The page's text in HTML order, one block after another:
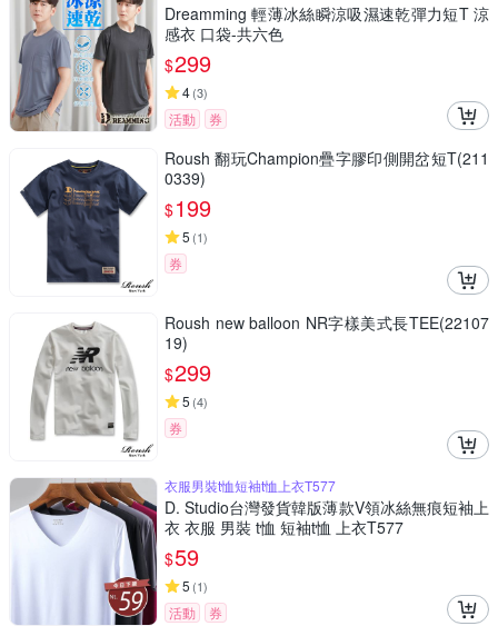
Dreamming 輕薄冰絲瞬涼吸濕速乾彈力短T 涼
感衣 口袋-共六色
$299
4(3)
活動 券
Roush 翻玩Champion疊字膠印側開岔短T(211
0339)
$199
5 (1)
券
Roush new balloon NR字樣美式長TEE(22107
19)
$299
5 (4)
券
衣服男裝t恤短袖t恤上衣T577
D. Studio台灣發貨韓版薄款V領冰絲無痕短袖上
衣 衣服 男裝 t恤 短袖t恤 上衣T577
$59
5 (1)
活動 券